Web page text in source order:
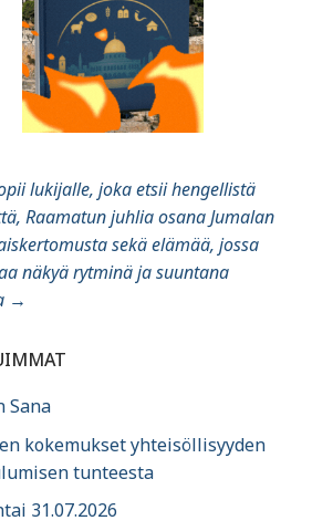
lukijalle, joka etsii hengellistä
Raamatun juhlia osana Jumalan
sekä elämää, jossa
näkyä rytminä ja suuntana
→
Sana
kokemukset yhteisöllisyyden
tunteesta
31.07.2026